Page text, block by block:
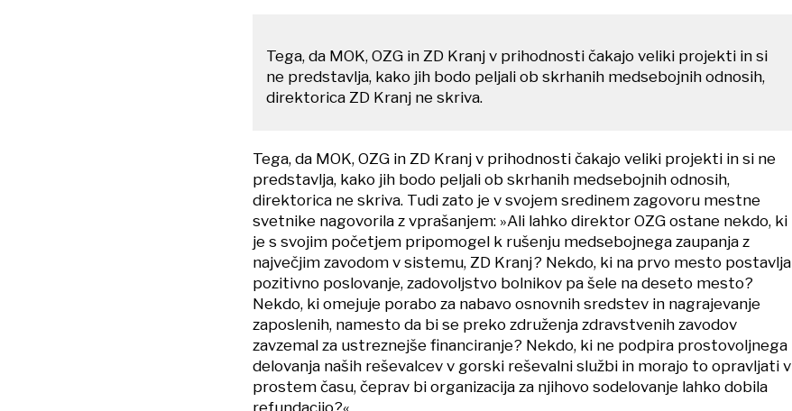
Tega, da MOK, OZG in ZD Kranj v prihodnosti čakajo veliki projekti in si
ne predstavlja, kako jih bodo peljali ob skrhanih medsebojnih odnosih,
direktorica ZD Kranj ne skriva.
Tega, da MOK, OZG in ZD Kranj v prihodnosti čakajo veliki projekti in si ne
predstavlja, kako jih bodo peljali ob skrhanih medsebojnih odnosih,
direktorica ne skriva. Tudi zato je v svojem sredinem zagovoru mestne
svetnike nagovorila z vprašanjem: »Ali lahko direktor OZG ostane nekdo, ki
je s svojim početjem pripomogel k rušenju medsebojnega zaupanja z
največjim zavodom v sistemu, ZD Kranj? Nekdo, ki na prvo mesto postavlja
pozitivno poslovanje, zadovoljstvo bolnikov pa šele na deseto mesto?
Nekdo, ki omejuje porabo za nabavo osnovnih sredstev in nagrajevanje
zaposlenih, namesto da bi se preko združenja zdravstvenih zavodov
zavzemal za ustreznejše financiranje? Nekdo, ki ne podpira prostovoljnega
delovanja naših reševalcev v gorski reševalni službi in morajo to opravljati v
prostem času, čeprav bi organizacija za njihovo sodelovanje lahko dobila